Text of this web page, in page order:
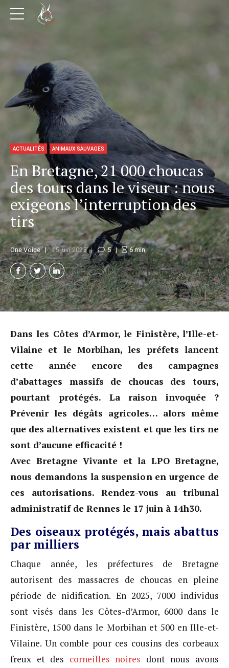
ACTUALITÉS ANIMAUX SAUVAGES
En Bretagne, 21 000 choucas
des tours dans le viseur : nous
exigeons l’interruption des
tirs
One Voice 15 juin 2025 5 6min
Dans les Côtes d’Armor, le Finistère, l’Ille-et-
Vilaine et le Morbihan, les préfets lancent
cette année encore des campagnes
d’abattages massifs de choucas des tours,
pourtant protégés. La raison invoquée ?
Prévenir les dégâts agricoles… alors même
que des alternatives existent et que les tirs ne
sont d’aucune efficacité !
Avec Bretagne Vivante et la LPO Bretagne,
nous demandons la suspension en urgence de
ces autorisations. Rendez-vous au tribunal
administratif de Rennes le 17 juin à 14h30.
Des oiseaux protégés, mais abattus
par milliers
Chaque année, les préfectures de Bretagne
autorisent des massacres de choucas en pleine
période de nidification. En 2025, 7000 individus
sont visés dans les Côtes-d’Armor, 6000 dans le
Finistère, 1500 dans le Morbihan et 500 en Ille-et-
Vilaine. Un comble pour ces cousins des corbeaux
freux et des corneilles noires dont nous avons